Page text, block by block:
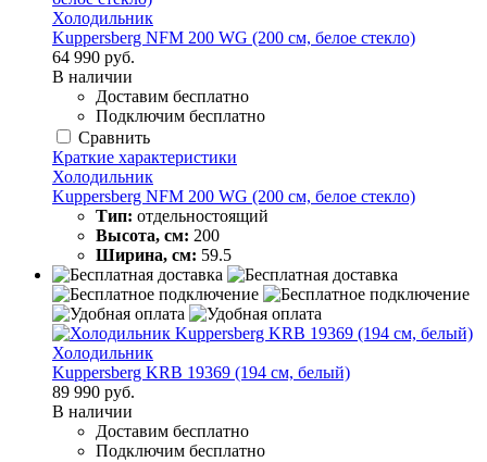
Холодильник
Kuppersberg NFM 200 WG (200 см, белое стекло)
64 990 руб.
В наличии
Доставим бесплатно
Подключим бесплатно
Сравнить
Краткие характеристики
Холодильник
Kuppersberg NFM 200 WG (200 см, белое стекло)
Тип: отдельностоящий
Высота, см: 200
Ширина, см: 59.5
Холодильник
Kuppersberg KRB 19369 (194 см, белый)
89 990 руб.
В наличии
Доставим бесплатно
Подключим бесплатно